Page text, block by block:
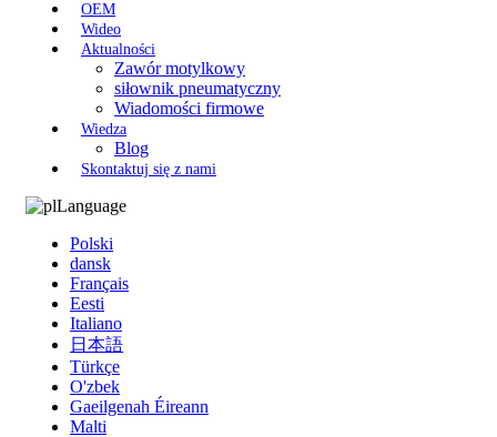
OEM
Wideo
Aktualności
Zawór motylkowy
siłownik pneumatyczny
Wiadomości firmowe
Wiedza
Blog
Skontaktuj się z nami
Language
Polski
dansk
Français
Eesti
Italiano
日本語
Türkçe
O'zbek
Gaeilgenah Éireann
Malti